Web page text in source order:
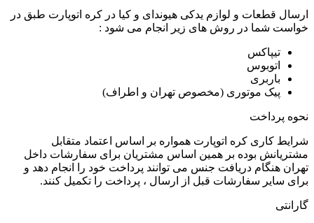
ارسال قطعات و لوازم یدکی هیوندای و کیا در کره اتوپارت طبق در
خواست شما در روش های زیر انجام می شود :
تیپاکس
اتوبوس
باربری
پیک موتوری (مخصوص تهران و اطراف)
نحوه پرداخت
شرایط کاری کره اتوپارت همواره بر اساس اعتماد متقابل
مشتریانش بوده بر همین اساس مشتریان برای سفارشات داخل
تهران هنگام دریافت جنس می توانند پرداخت خود را انجام دهد و
برای سایر سفارشات قبل از ارسال ، پرداخت را تکمیل کنند.
گارانتی